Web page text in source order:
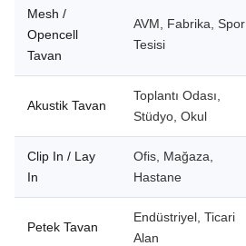
Mesh /
Opencell
Tavan
AVM, Fabrika, Spor
Tesisi
Akustik Tavan
Toplantı Odası,
Stüdyo, Okul
Clip In / Lay
In
Ofis, Mağaza,
Hastane
Petek Tavan
Endüstriyel, Ticari
Alan